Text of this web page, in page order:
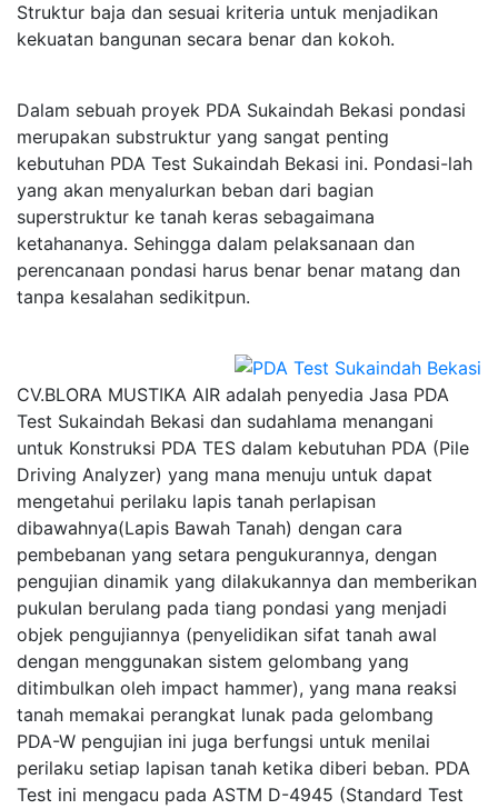
Struktur baja dan sesuai kriteria untuk menjadikan
kekuatan bangunan secara benar dan kokoh.
Dalam sebuah proyek PDA Sukaindah Bekasi pondasi
merupakan substruktur yang sangat penting
kebutuhan PDA Test Sukaindah Bekasi ini. Pondasi-lah
yang akan menyalurkan beban dari bagian
superstruktur ke tanah keras sebagaimana
ketahananya. Sehingga dalam pelaksanaan dan
perencanaan pondasi harus benar benar matang dan
tanpa kesalahan sedikitpun.
CV.BLORA MUSTIKA AIR adalah penyedia Jasa PDA
Test Sukaindah Bekasi dan sudahlama menangani
untuk Konstruksi PDA TES dalam kebutuhan PDA (Pile
Driving Analyzer) yang mana menuju untuk dapat
mengetahui perilaku lapis tanah perlapisan
dibawahnya(Lapis Bawah Tanah) dengan cara
pembebanan yang setara pengukurannya, dengan
pengujian dinamik yang dilakukannya dan memberikan
pukulan berulang pada tiang pondasi yang menjadi
objek pengujiannya (penyelidikan sifat tanah awal
dengan menggunakan sistem gelombang yang
ditimbulkan oleh impact hammer), yang mana reaksi
tanah memakai perangkat lunak pada gelombang
PDA-W pengujian ini juga berfungsi untuk menilai
perilaku setiap lapisan tanah ketika diberi beban. PDA
Test ini mengacu pada ASTM D-4945 (Standard Test